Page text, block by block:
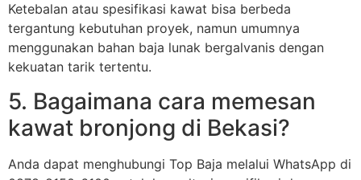
Ketebalan atau spesifikasi kawat bisa berbeda
tergantung kebutuhan proyek, namun umumnya
menggunakan bahan baja lunak bergalvanis dengan
kekuatan tarik tertentu.
5. Bagaimana cara memesan
kawat bronjong di Bekasi?
Anda dapat menghubungi Top Baja melalui WhatsApp di